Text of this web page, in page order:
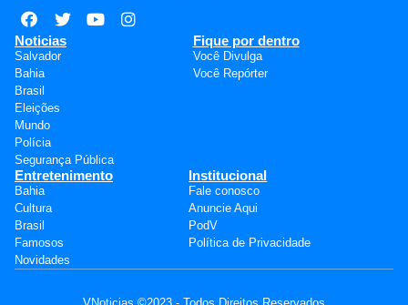
Noticias
Salvador
Bahia
Brasil
Eleições
Mundo
Polícia
Segurança Pública
Fique por dentro
Você Divulga
Você Repórter
Entretenimento
Bahia
Cultura
Brasil
Famosos
Novidades
Institucional
Fale conosco
Anuncie Aqui
PodV
Política de Privacidade